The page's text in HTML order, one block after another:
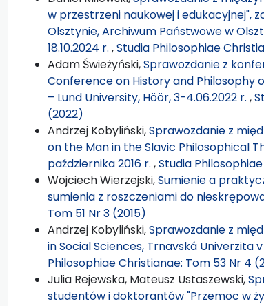
w przestrzeni naukowej i edukacyjnej",
Olsztynie, Archiwum Państwowe w
18.10.2024 r. ,Studia Philosophiae
Adam Świeżyński,Sprawozdanie z
Conference on History and Philosophy
– Lund University, Höör, 3-4.06.2022 r. ,
(2022)
Andrzej Kobyliński,Sprawozdanie z
on the Man in the Slavic Philosophical
października 2016 r. ,Studia
Wojciech Wierzejski,Sumienie a
sumienia z roszczeniami do
Tom 51 Nr 3 (2015)
Andrzej Kobyliński,Sprawozdanie z
in Social Sciences, Trnavská Univerzita
Philosophiae Christianae: Tom 53 Nr 4
Julia Rejewska, Mateusz Ustaszewski,
studentów i doktorantów "Przemoc w